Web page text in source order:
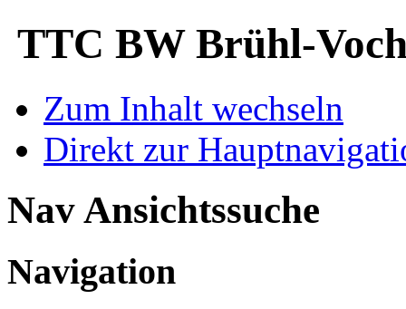
TTC BW Brühl-
Zum Inhalt wechseln
Direkt zur
Nav Ansichtssuche
Navigation